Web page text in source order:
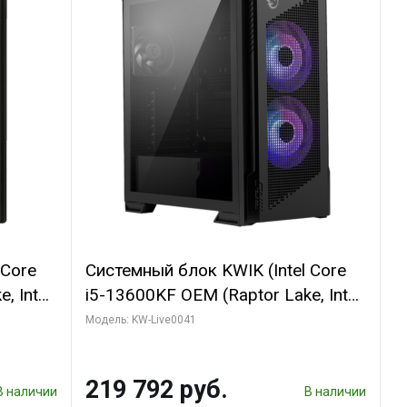
Intel
наличии
Системный блок KWIK (Intel Core
i5-13600KF OEM (Raptor Lake, Intel
7, C14 8EC/6PC/ 16 ГБ ОЗУ (2
256bit 3xDP HD/ 512 ГБ SSD)
Модель: KW-Live0041
219 792 руб. В наличии